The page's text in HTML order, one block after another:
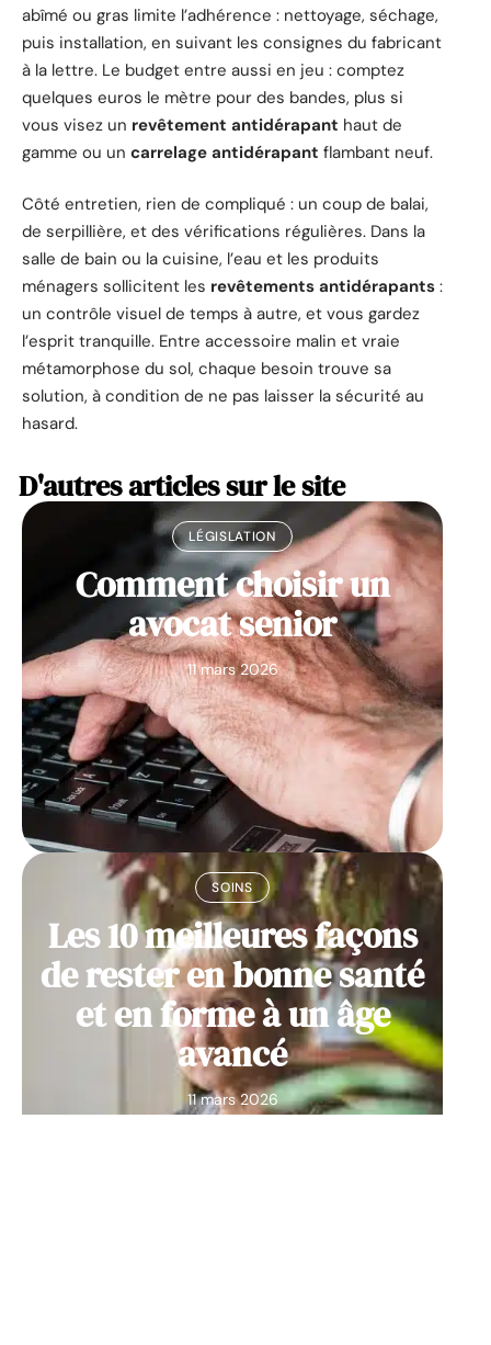
abîmé ou gras limite l’adhérence : nettoyage, séchage,
puis installation, en suivant les consignes du fabricant
à la lettre. Le budget entre aussi en jeu : comptez
quelques euros le mètre pour des bandes, plus si
vous visez un revêtement antidérapant haut de
gamme ou un carrelage antidérapant flambant neuf.
Côté entretien, rien de compliqué : un coup de balai,
de serpillière, et des vérifications régulières. Dans la
salle de bain ou la cuisine, l’eau et les produits
ménagers sollicitent les revêtements antidérapants :
un contrôle visuel de temps à autre, et vous gardez
l’esprit tranquille. Entre accessoire malin et vraie
métamorphose du sol, chaque besoin trouve sa
solution, à condition de ne pas laisser la sécurité au
hasard.
D'autres articles sur le site
LÉGISLATION
Comment choisir un
avocat senior
11 mars 2026
SOINS
Les 10 meilleures façons
de rester en bonne santé
et en forme à un âge
avancé
11 mars 2026